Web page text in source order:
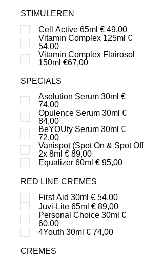
STIMULEREN
Cell Active 65ml € 49,00
Vitamin Complex 125ml €
54,00
Vitamin Complex Flairosol
150ml €67,00
SPECIALS
Asolution Serum 30ml €
74,00
Opulence Serum 30ml €
84,00
BeYOUty Serum 30ml €
72,00
Vanispot (Spot On & Spot Off
2x 8ml € 89,00
Equalizer 60ml € 95,00
RED LINE CREMES
First Aid 30ml € 54,00
Juvi-Lite 65ml € 89,00
Personal Choice 30ml €
60,00
4Youth 30ml € 74,00
CREMES